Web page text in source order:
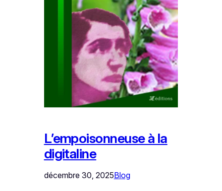
L’empoisonneuse à la
digitaline
décembre 30, 2025Blog